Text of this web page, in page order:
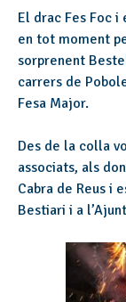
El drac Fes Foc i
en tot moment
sorprenent
carrers de
Fesa Major.
Des de la colla
associats, als
Cabra de Reus i
Bestiari i a